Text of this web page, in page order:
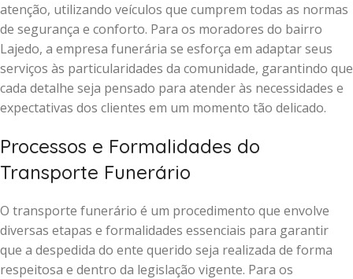
atenção, utilizando veículos que cumprem todas as normas
de segurança e conforto. Para os moradores do bairro
Lajedo, a empresa funerária se esforça em adaptar seus
serviços às particularidades da comunidade, garantindo que
cada detalhe seja pensado para atender às necessidades e
expectativas dos clientes em um momento tão delicado.
Processos e Formalidades do
Transporte Funerário
O transporte funerário é um procedimento que envolve
diversas etapas e formalidades essenciais para garantir
que a despedida do ente querido seja realizada de forma
respeitosa e dentro da legislação vigente. Para os